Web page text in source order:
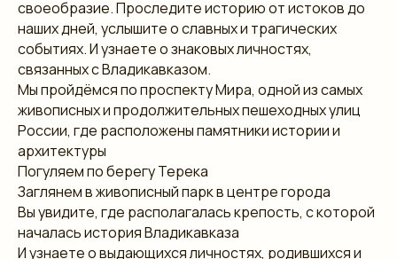
своеобразие. Проследите историю от истоков до
наших дней, услышите о славных и трагических
событиях. И узнаете о знаковых личностях,
связанных с Владикавказом.
Мы пройдёмся по проспекту Мира, одной из самых
живописных и продолжительных пешеходных улиц
России, где расположены памятники истории и
архитектуры
Погуляем по берегу Терека
Заглянем в живописный парк в центре города
Вы увидите, где располагалась крепость, с которой
началась история Владикавказа
И узнаете о выдающихся личностях, родившихся и